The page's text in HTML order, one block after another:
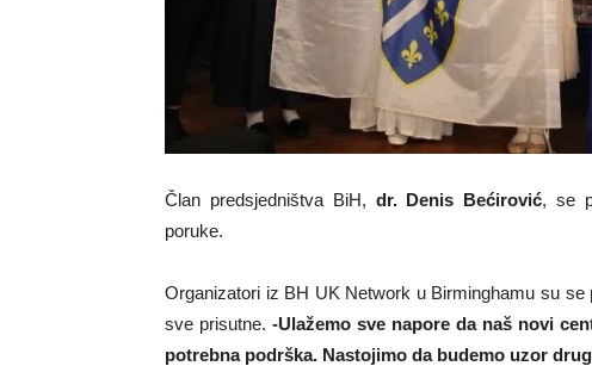
Član predsjedništva BiH, dr. Denis Bećirović, se
poruke.
Organizatori iz BH UK Network u Birminghamu su
sve prisutne. -Ulažemo sve napore da naš novi
potrebna podrška. Nastojimo da budemo uzor